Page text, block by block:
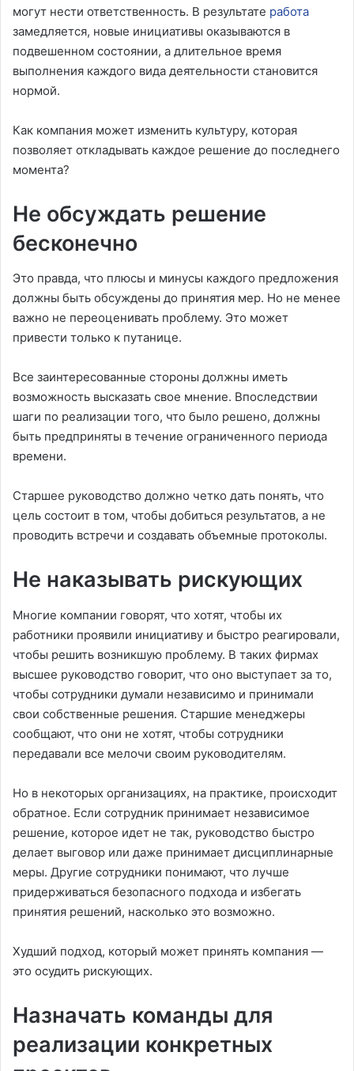
могут нести ответственность. В результате работа
замедляется, новые инициативы оказываются в
подвешенном состоянии, а длительное время
выполнения каждого вида деятельности становится
нормой.
Как компания может изменить культуру, которая
позволяет откладывать каждое решение до последнего
момента?
Не обсуждать решение
бесконечно
Это правда, что плюсы и минусы каждого предложения
должны быть обсуждены до принятия мер. Но не менее
важно не переоценивать проблему. Это может
привести только к путанице.
Все заинтересованные стороны должны иметь
возможность высказать свое мнение. Впоследствии
шаги по реализации того, что было решено, должны
быть предприняты в течение ограниченного периода
времени.
Старшее руководство должно четко дать понять, что
цель состоит в том, чтобы добиться результатов, а не
проводить встречи и создавать объемные протоколы.
Не наказывать рискующих
Многие компании говорят, что хотят, чтобы их
работники проявили инициативу и быстро реагировали,
чтобы решить возникшую проблему. В таких фирмах
высшее руководство говорит, что оно выступает за то,
чтобы сотрудники думали независимо и принимали
свои собственные решения. Старшие менеджеры
сообщают, что они не хотят, чтобы сотрудники
передавали все мелочи своим руководителям.
Но в некоторых организациях, на практике, происходит
обратное. Если сотрудник принимает независимое
решение, которое идет не так, руководство быстро
делает выговор или даже принимает дисциплинарные
меры. Другие сотрудники понимают, что лучше
придерживаться безопасного подхода и избегать
принятия решений, насколько это возможно.
Худший подход, который может принять компания —
это осудить рискующих.
Назначать команды для
реализации конкретных